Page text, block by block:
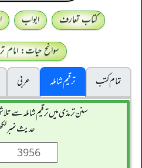
کتاب تعارف ابواب
سوانح حیات: امام
تمام کتب
ترقیم شاملہ عربی
سنن ترمذی میں ترقیم شاملہ سے
حدیث نمبر